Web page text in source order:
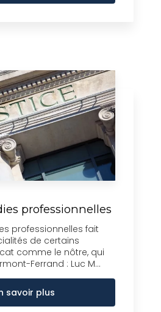
professionnelles
professionnelles fait
de certains
comme le nôtre, qui
Ferrand : Luc M...
savoir plus